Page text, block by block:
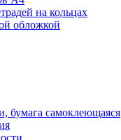
на кольцах
обложкой
бумага самоклеющаяся